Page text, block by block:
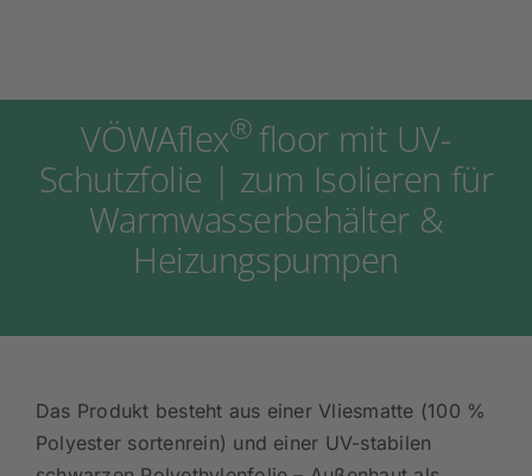
VÖWAflex® floor mit UV-
Schutzfolie | zum Isolieren für
Warmwasserbehälter &
Heizungspumpen
Das Produkt besteht aus einer Vliesmatte (100 %
Polyester sortenrein) und einer UV-stabilen